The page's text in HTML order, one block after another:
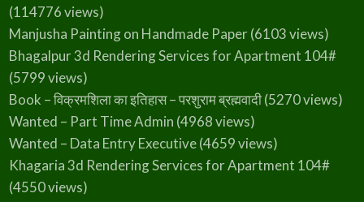
(114776 views)
Manjusha Painting on Handmade Paper(6103 views)
Bhagalpur 3d Rendering Services for Apartment 104#
(5799 views)
Book – विक्रमशिला का इतिहास – परशुराम ब्रह्मवादी(5270 views)
Wanted – Part Time Admin (4968 views)
Wanted – Data Entry Executive(4659 views)
Khagaria 3d Rendering Services for Apartment 104#
(4550 views)